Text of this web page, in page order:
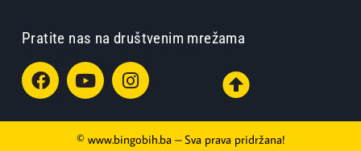
Pratite nas na društvenim mrežama
© www.bingobih.ba – Sva prava pridržana!